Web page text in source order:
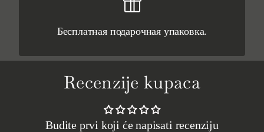
Бесплатная подарочная упаковка.
Recenzije kupaca
Budite prvi koji će napisati recenziju